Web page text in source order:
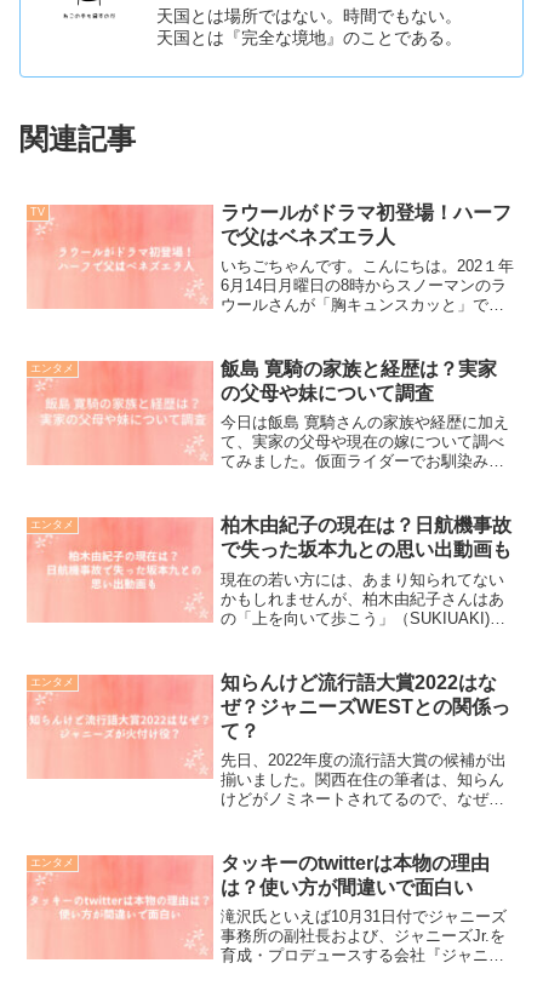
天国とは場所ではない。時間でもない。
天国とは『完全な境地』のことである。
関連記事
TV
ラウールがドラマ初登場！ハーフ
で父はベネズエラ人
いちごちゃんです。こんにちは。202１年
6月14日月曜日の8時からスノーマンのラ
ウールさんが「胸キュンスカッと」で
スノーマンで最年少のハーフのイケメ
ン。ショートコントも...
エンタメ
飯島 寛騎の家族と経歴は？実家
の父母や妹について調査
今日は飯島 寛騎さんの家族や経歴に加え
て、実家の父母や現在の嫁について調べ
てみました。仮面ライダーでお馴染みの
ンでなんともスマートな印象を受ける飯
島 寛騎ですが、結構...
エンタメ
柏木由紀子の現在は？日航機事故
で失った坂本九との思い出動画も
現在の若い方には、あまり知られてない
かもしれませんが、柏木由紀子さんはあ
の「上を向いて歩こう」（SUKIUAKI)で
です。柏木由紀子さんは、とってもきれ
いいな女優さ...
エンタメ
知らんけど流行語大賞2022はな
ぜ？ジャニーズWESTとの関係っ
て？
先日、2022年度の流行語大賞の候補が出
揃いました。関西在住の筆者は、知らん
けどがノミネートされてるので、なぜ今
ないですか？知らんけどは関西人にとっ
てはとても便利な言葉...
エンタメ
タッキーのtwitterは本物の理由
は？使い方が間違いで面白い
滝沢氏といえば10月31日付でジャニーズ
事務所の副社長および、ジャニーズJr.を
育成・プロデュースする会社『ジャニー